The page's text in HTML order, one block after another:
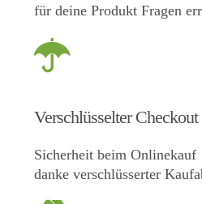
für deine Produkt Fragen
Verschlüsselter Checkout
Sicherheit beim Onlinekauf
danke verschlüsserter